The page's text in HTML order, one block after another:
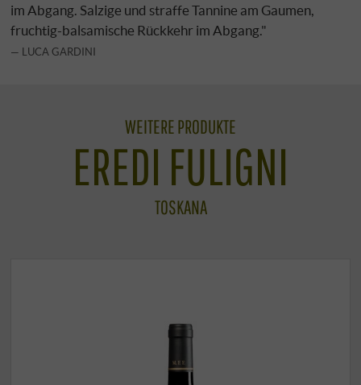
im Abgang. Salzige und straffe Tannine am Gaumen,
fruchtig-balsamische Rückkehr im Abgang."
LUCA GARDINI
WEITERE PRODUKTE
EREDI FULIGNI
TOSKANA